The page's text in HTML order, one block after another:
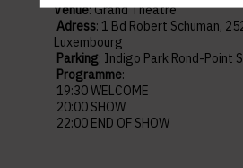
Venue: Grand Théâtre
Adress: 1 Bd Robert Schuman,
Luxembourg
Parking: Indigo Park Rond-Point
Programme:
19:30 WELCOME
20:00 SHOW
22:00 END OF SHOW